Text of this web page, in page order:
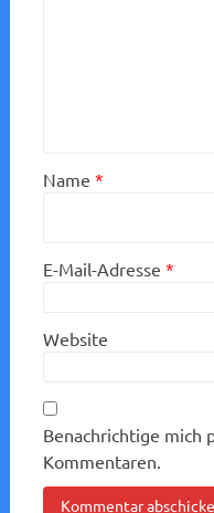
Name *
E-Mail-Adresse *
Website
Benachrichtige mich
Kommentaren.